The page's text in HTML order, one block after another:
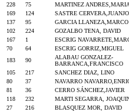
228
75 MARTINEZ
169
124 SASTRE CERVERA,JUANJO
137
95 GARCIA LLANEZA,MARCO
102
224 GOZALBO TENA, DAVID
167
1 ESCRIG
70
64 ESCRIG GORRIZ,MIGUEL
183
90
ALABAU GONZALEZ-
BARRANCA,FRANCISCO
105
217 SANCHEZ DIAZ, LINO
80
37 NAVARRO
81
36 CERRO SÁNCHEZ,JAVIER
118
232 MARTI SEGARRA,
27
216 BLASQUEZ MOR, DAVID